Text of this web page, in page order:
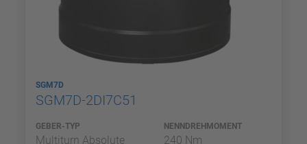
SGM7D
SGM7D-2DI7C51
GEBER-TYP
Multiturn Absolute
NENNDREHMOMENT
240 Nm